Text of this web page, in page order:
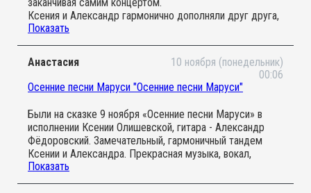
заканчивая самим концертом.
Ксения и Александр гармонично дополняли друг друга,
сильный вокал и виртуозная игра на гитаре
Сюжет спектакля очень понравился и откликнулся
русской душе. Ребенок был в восторге от такого
количества интерактива , в котором можно
поучаствовать !
Ждем новых встреч
Показать
Анастасия
10 ноября (понедельник)
00:06
Осенние песни Маруси "Осенние песни Маруси"
Были на сказке 9 ноября «Осенние песни Маруси» в
исполнении Ксении Олишевской, гитара - Александр
Фёдоровский. Замечательный, гармоничный тандем
Ксении и Александра. Прекрасная музыка, вокал,
самобытные декорации, тематические игры для детей,
подобранные по возрасту (!).
Показать